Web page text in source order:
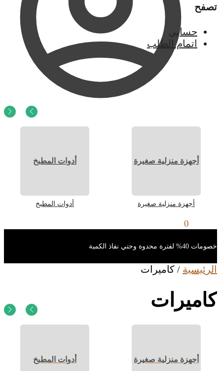
تصفح
حسابي
اتمام الطلب
أجهزة منزلية صغيرة
أجهزة منزلية صغيرة
أدوات المطبخ
أدوات المطبخ
0
خصومات 40% لفترة محدوة وحتي نفاذ الكمية
الرئيسية / كاميرات
كاميرات
أجهزة منزلية صغيرة أدوات المطبخ